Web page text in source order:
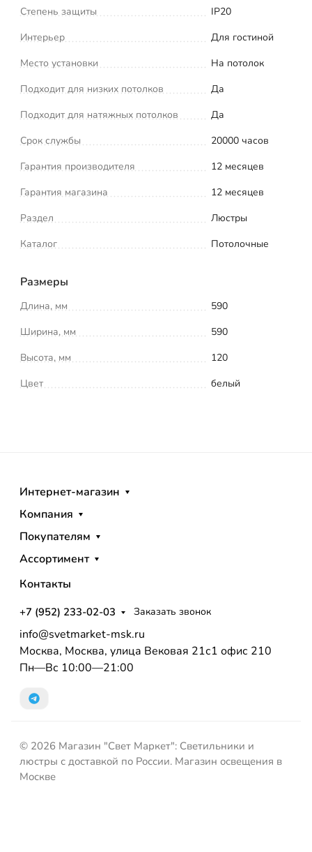
Степень защиты
IP20
Интерьер
Для гостиной
Место установки
На потолок
Подходит для низких потолков
Да
Подходит для натяжных потолков
Да
Срок службы
20000 часов
Гарантия производителя
12 месяцев
Гарантия магазина
12 месяцев
Раздел
Люстры
Каталог
Потолочные
Размеры
Длина, мм
590
Ширина, мм
590
Высота, мм
120
Цвет
белый
Интернет-магазин
Компания
Покупателям
Ассортимент
Контакты
+7 (952) 233-02-03 Заказать звонок
info@svetmarket-msk.ru
Москва, Москва, улица Вековая 21с1 офис 210
Пн—Вс 10:00—21:00
© 2026 Магазин "Свет Маркет": Светильники и
люстры с доставкой по России. Магазин освещения в
Москве